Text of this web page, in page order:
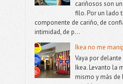
cariñosos son
filo. Por un lado
componente de cariño, de
intimidad, de p...
Ikea no me
Vaya por
Ikea. Levanto la
mismo y más